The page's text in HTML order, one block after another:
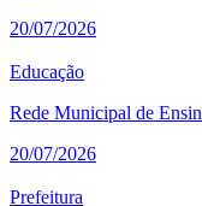
20/07/2026
Educação
Rede Municipal de
20/07/2026
Prefeitura